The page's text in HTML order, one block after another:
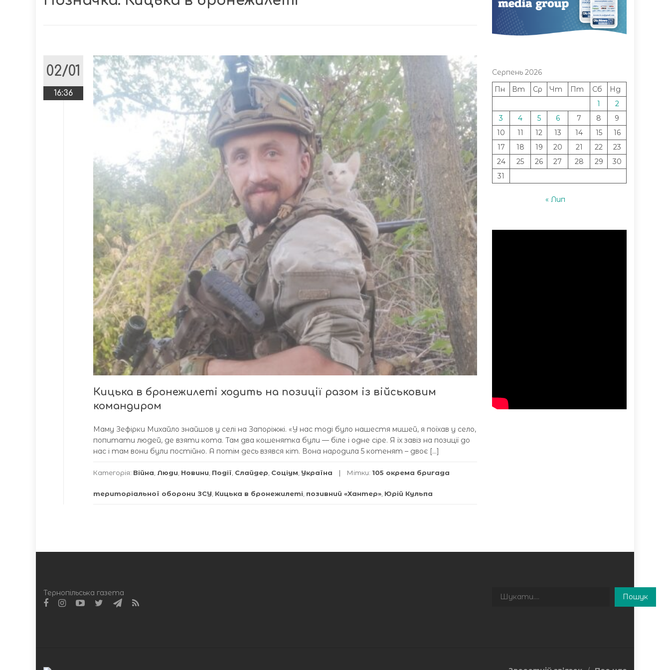
02/01
16:36
Кицька в бронежилеті ходить на позиції разом із військовим
командиром
Маму Зефірки Михайло знайшов у селі на Запоріжжі. «У нас тоді було нашестя мишей, я поїхав у село,
попитати людей, де взяти кота. Там два кошенятка були — біле і одне сіре. Я їх завіз на позиції до
нас і там вони були постійно. А потім десь взявся кіт. Вона народила 5 котенят – двоє […]
Категорія: Війна Люди Новини Події Слайдер Соціум Україна Мітки: 105 окрема бригада
територіальної оборони ЗСУ Кицька в бронежилеті позивний «Хантер» Юрій Кульпа
Серпень 2026
Пн
Вт Ср Чт Пт Сб
Нд
1
2
3
4 5 6 7 8
9
10
11 12 13 14 15
16
17
18 19 20 21 22
23
24
25 26 27 28 29
30
31
« Лип
Тернопільська газета Пошук
Пошук